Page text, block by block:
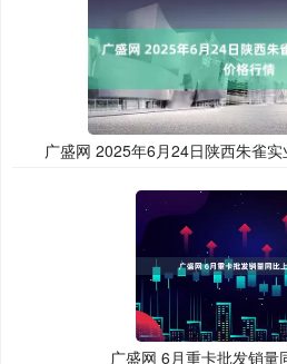
广盛网 2025年6月24日陕西朱雀
广盛网 6月重卡批发销量